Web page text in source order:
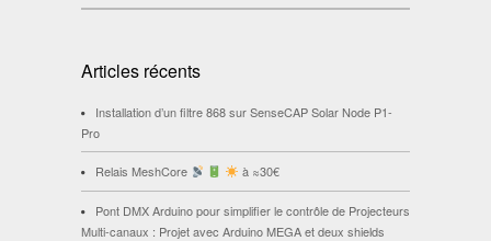
Articles récents
Installation d’un filtre 868 sur SenseCAP Solar Node P1-
Pro
Relais MeshCore à ≈30€
Pont DMX Arduino pour simplifier le contrôle de Projecteurs
Multi-canaux : Projet avec Arduino MEGA et deux shields